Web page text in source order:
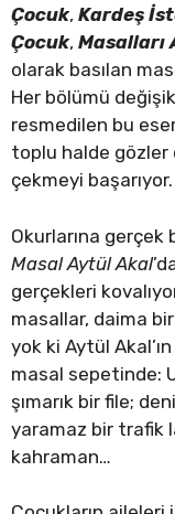
Çocuk, Kardeş
Çocuk, Masalları
olarak basılan
Her bölümü
resmedilen bu
toplu halde gözler
çekmeyi başarıyor.
Okurlarına
Masal Aytül Akal
gerçekleri
masallar, daima
yok ki Aytül
masal sepetinde:
şımarık bir file;
yaramaz bir trafik
kahraman…